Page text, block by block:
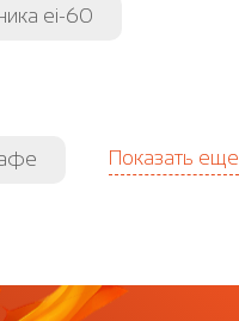
ei-60
Показать еще